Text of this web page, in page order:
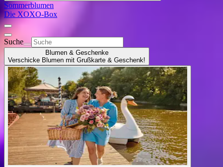
Sommerblumen
Die XOXO-Box
Suche
Blumen & Geschenke
Verschicke Blumen mit Grußkarte & Geschenk!